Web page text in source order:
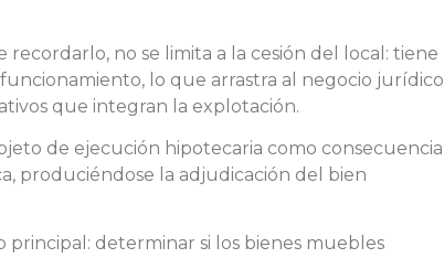
no se limita a la cesión del local: tiene
lo que arrastra al negocio jurídico
que integran la explotación.
de ejecución hipotecaria como consecuencia
produciéndose la adjudicación del bien
determinar si los bienes muebles